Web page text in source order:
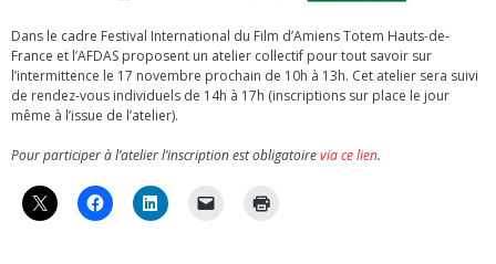
Dans le cadre Festival International du Film d’Amiens Totem Hauts-de-
France et l’AFDAS proposent un atelier collectif pour tout savoir sur
l’intermittence le 17 novembre prochain de 10h à 13h. Cet atelier sera suivi
de rendez-vous individuels de 14h à 17h (inscriptions sur place le jour
même à l’issue de l’atelier).
Pour participer à l’atelier l’inscription est obligatoirevia ce lien.